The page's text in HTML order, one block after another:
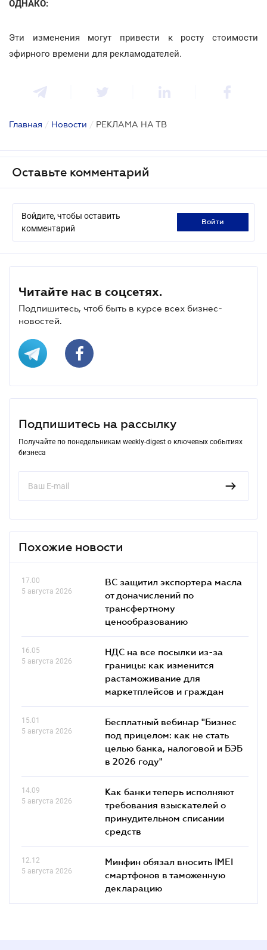
ОДНАКО:
Эти изменения могут привести к росту стоимости
эфирного времени для рекламодателей.
Главная / Новости / РЕКЛАМА НА ТВ
Оставьте комментарий
Войдите, чтобы оставить
комментарий
войти
Читайте нас в соцсетях.
Подпишитесь, чтоб быть в курсе всех бизнес-
новостей.
Подпишитесь на рассылку
Получайте по понедельникам weekly-digest о ключевых событиях
бизнеса
Похожие новости
17.00
5 августа 2026
ВС защитил экспортера масла
от доначислений по
трансфертному
ценообразованию
16.05
5 августа 2026
НДС на все посылки из-за
границы: как изменится
растаможивание для
маркетплейсов и граждан
15.01
5 августа 2026
Бесплатный вебинар "Бизнес
под прицелом: как не стать
целью банка, налоговой и БЭБ
в 2026 году"
14.09
5 августа 2026
Как банки теперь исполняют
требования взыскателей о
принудительном списании
средств
12.12
5 августа 2026
Минфин обязал вносить IMEI
смартфонов в таможенную
декларацию